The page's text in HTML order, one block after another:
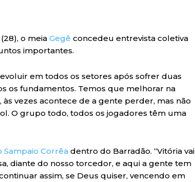
o meia Gegê concedeu entrevista coletiva
importantes.
em todos os setores após sofrer duas
os fundamentos. Temos que melhorar na
vezes acontece de a gente perder, mas não
O grupo todo, todos os jogadores têm uma
Sampaio Corrêa dentro do Barradão. “Vitória vai
diante do nosso torcedor, e aqui a gente tem
assim, se Deus quiser, vencendo em